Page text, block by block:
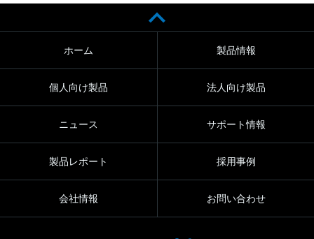
ホーム 製品情報
個人向け製品 法人向け製品
ニュース サポート情報
製品レポート 採用事例
会社情報 お問い合わせ